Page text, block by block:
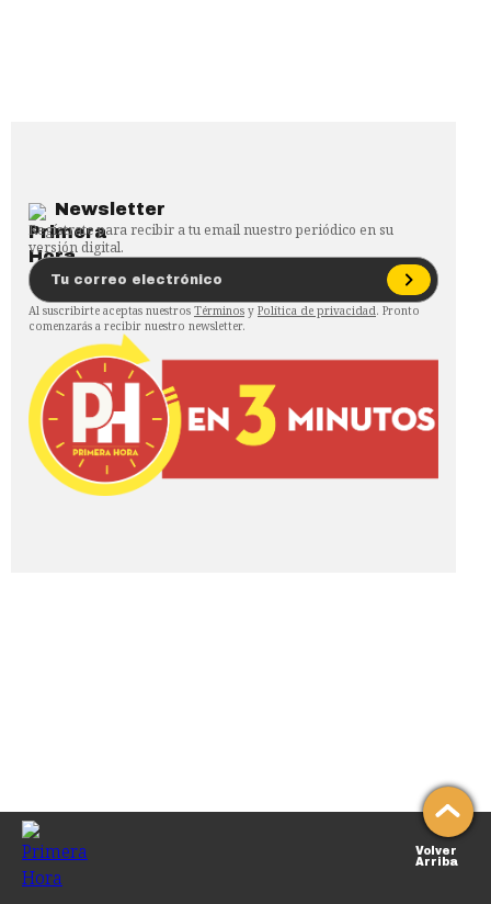
Newsletter
Regístrate para recibir a tu email nuestro periódico en su
versión digital.
Al suscribirte aceptas nuestros Términos y Política de privacidad. Pronto
comenzarás a recibir nuestro newsletter.
Volver
Arriba